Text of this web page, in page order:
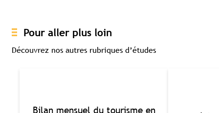
Pour aller plus loin
Découvrez nos autres rubriques d’études
Bilan mensuel du tourisme en